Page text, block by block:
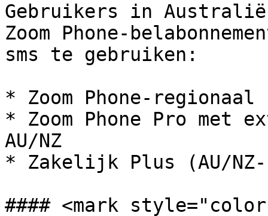
Gebruikers in Australië
Zoom Phone-
sms te gebruiken:
* Zoom Phone-regionaal
* Zoom Phone Pro met
AU/NZ
* Zakelijk Plus (AU/NZ-
#### <mark